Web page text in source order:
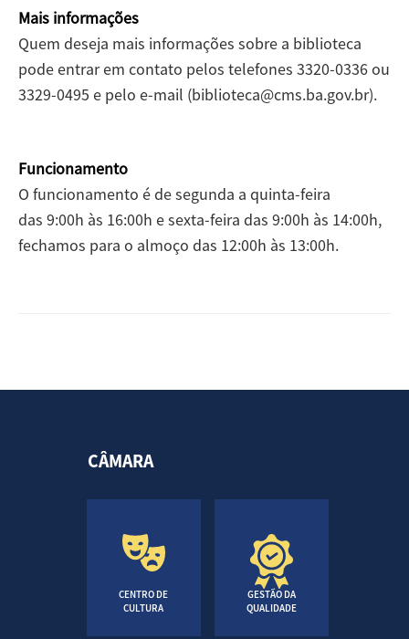
Mais informações
Quem deseja mais informações sobre a biblioteca
pode entrar em contato pelos telefones 3320-0336 ou
3329-0495 e pelo e-mail (biblioteca@cms.ba.gov.br).
Funcionamento
O funcionamento é de segunda a quinta-feira
das 9:00h às 16:00h e sexta-feira das 9:00h às 14:00h,
fechamos para o almoço das 12:00h às 13:00h.
CÂMARA
CENTRO DE
CULTURA
GESTÃO DA
QUALIDADE